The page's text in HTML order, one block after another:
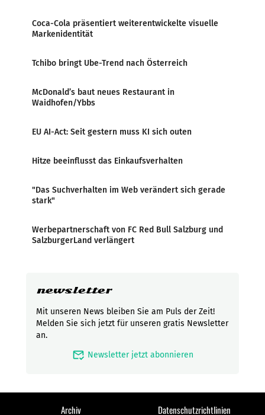
Coca-Cola präsentiert weiterentwickelte visuelle
Markenidentität
Tchibo bringt Ube-Trend nach Österreich
McDonald’s baut neues Restaurant in
Waidhofen/Ybbs
EU AI-Act: Seit gestern muss KI sich outen
Hitze beeinflusst das Einkaufsverhalten
"Das Suchverhalten im Web verändert sich gerade
stark"
Werbepartnerschaft von FC Red Bull Salzburg und
SalzburgerLand verlängert
newsletter
Mit unseren News bleiben Sie am Puls der Zeit!
Melden Sie sich jetzt für unseren gratis Newsletter
an.
mark_email_read Newsletter jetzt abonnieren
Archiv Datenschutzrichtlinien